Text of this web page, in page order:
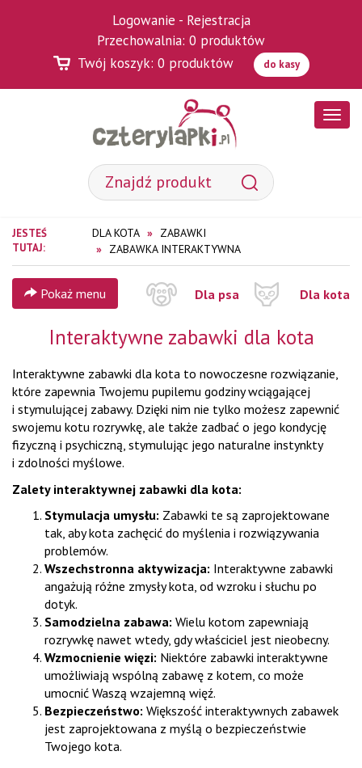
Logowanie - Rejestracja
Przechowalnia: 0 produktów
Twój koszyk: 0 produktów do kasy
JESTEŚ
TUTAJ:
DLA KOTA
ZABAWKI
ZABAWKA INTERAKTYWNA
Pokaż menu Dla psa Dla kota
Interaktywne zabawki dla kota
Interaktywne zabawki dla kota to nowoczesne rozwiązanie,
które zapewnia Twojemu pupilemu godziny wciągającej
i stymulującej zabawy. Dzięki nim nie tylko możesz zapewnić
swojemu kotu rozrywkę, ale także zadbać o jego kondycję
fizyczną i psychiczną, stymulując jego naturalne instynkty
i zdolności myślowe.
Zalety interaktywnej zabawki dla kota:
Stymulacja umysłu: Zabawki te są zaprojektowane
tak, aby kota zachęcić do myślenia i rozwiązywania
problemów.
Wszechstronna aktywizacja: Interaktywne zabawki
angażują różne zmysły kota, od wzroku i słuchu po
dotyk.
Samodzielna zabawa: Wielu kotom zapewniają
rozrywkę nawet wtedy, gdy właściciel jest nieobecny.
Wzmocnienie więzi: Niektóre zabawki interaktywne
umożliwiają wspólną zabawę z kotem, co może
umocnić Waszą wzajemną więź.
Bezpieczeństwo: Większość interaktywnych zabawek
jest zaprojektowana z myślą o bezpieczeństwie
Twojego kota.